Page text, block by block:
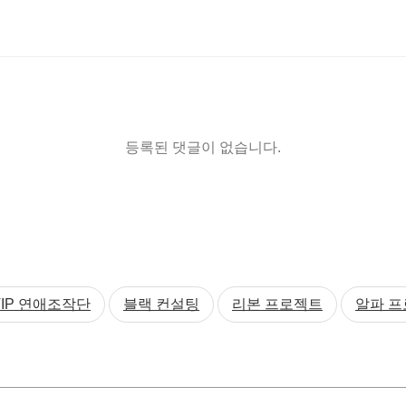
등록된 댓글이 없습니다.
연애조작단 블랙 컨설팅 리본 프로젝트 알파